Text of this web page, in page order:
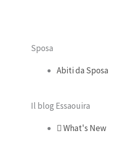
Sposa
Abiti da Sposa
Il blog Essaouira
What's New